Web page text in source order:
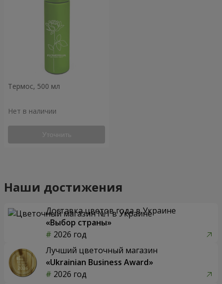
Термос, 500 мл
Нет в наличии
Уточнить
Наши достижения
Доставка цветов года в Украине
«Выбор страны»
2026 год
Лучший цветочный магазин
«Ukrainian Business Award»
2026 год